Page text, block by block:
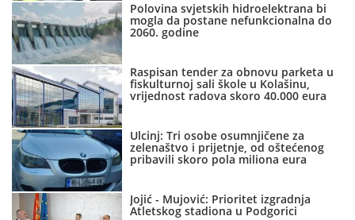
Polovina svjetskih hidroelektrana bi
mogla da postane nefunkcionalna do
2060. godine
Raspisan tender za obnovu parketa u
fiskulturnoj sali škole u Kolašinu,
vrijednost radova skoro 40.000 eura
Ulcinj: Tri osobe osumnjičene za
zelenaštvo i prijetnje, od oštećenog
pribavili skoro pola miliona eura
Jojić - Mujović: Prioritet izgradnja
Atletskog stadiona u Podgorici